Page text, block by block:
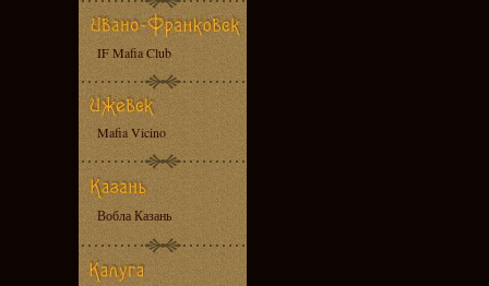
IF Mafia Club
Mafia Vicino
Вобла Казань